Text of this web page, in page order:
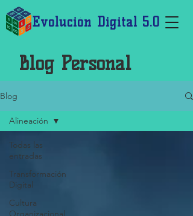
Evolución Digital 5.0
Blog Personal
Blog
Todas las
entradas
Transformación
Digital
Cultura
Organizacional
Alineación